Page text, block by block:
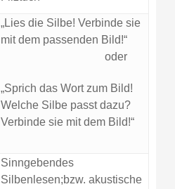
„Lies die Silbe! Verbinde sie
mit dem passenden Bild!“
oder
„Sprich das Wort zum Bild!
Welche Silbe passt dazu?
Verbinde sie mit dem Bild!“
Sinngebendes
Silbenlesen;bzw. akustische